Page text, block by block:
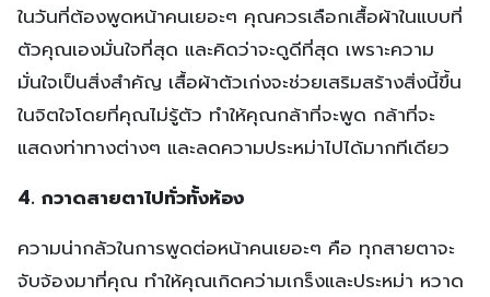
ในวันที่ต้องพูดหน้าคนเยอะๆ คุณควรเลือกเสื้อผ้าในแบบที่
ตัวคุณเองมั่นใจที่สุด และคิดว่าจะดูดีที่สุด เพราะความ
มั่นใจเป็นสิ่งสำคัญ เสื้อผ้าตัวเก่งจะช่วยเสริมสร้างสิ่งนี้ขึ้น
ในจิตใจโดยที่คุณไม่รู้ตัว ทำให้คุณกล้าที่จะพูด กล้าที่จะ
แสดงท่าทางต่างๆ และลดความประหม่าไปได้มากทีเดียว
4. กวาดสายตาไปทั่วทั้งห้อง
ความน่ากลัวในการพูดต่อหน้าคนเยอะๆ คือ ทุกสายตาจะ
จับจ้องมาที่คุณ ทำให้คุณเกิดคว่ามเกร็งและประหม่า หวาด